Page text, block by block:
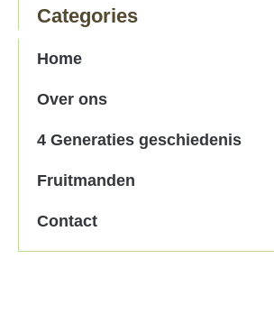
Categories
Home
Over ons
4 Generaties geschiedenis
Fruitmanden
Contact